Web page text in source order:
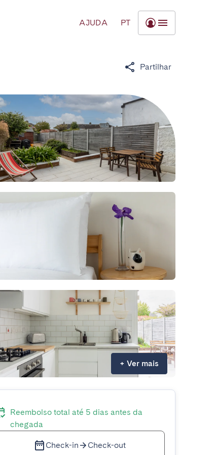
AJUDA PT
Partilhar
+ Ver mais
Reembolso total até 5 dias antes da
chegada
Check-in Check-out